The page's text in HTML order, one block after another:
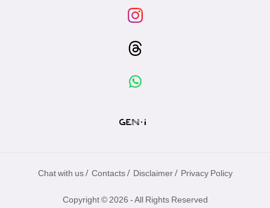
Chat with us / Contacts / Disclaimer / Privacy Policy
Copyright © 2026 - All Rights Reserved